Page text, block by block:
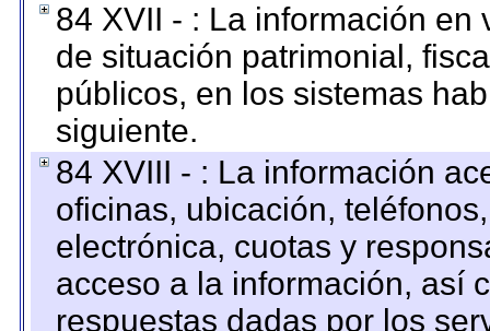
84 XVII - : La información
de situación patrimonial,
públicos, en los sistemas
siguiente.
84 XVIII - : La información
oficinas, ubicación,
electrónica, cuotas y
acceso a la información, así
respuestas dadas por los